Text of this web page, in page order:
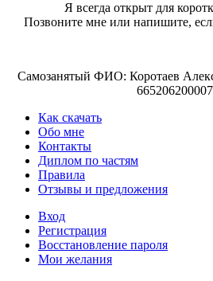
Я всегда открыт для
Позвоните мне или напишите,
Самозанятый ФИО: Коротаев
665206200007
Как скачать
Обо мне
Контакты
Диплом по частям
Правила
Отзывы и предложения
Вход
Регистрация
Восстановление пароля
Мои желания